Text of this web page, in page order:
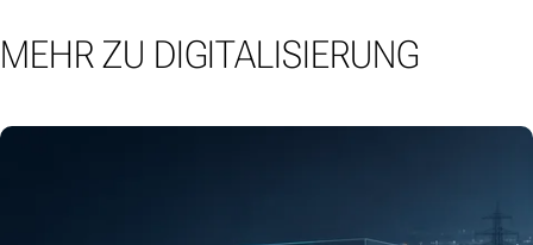
MEHR ZU DIGITALISIERUNG